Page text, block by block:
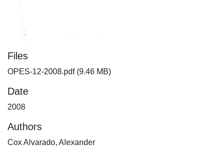
Files
OPES-12-2008.pdf(9.46 MB)
Date
2008
Authors
Cox Alvarado, Alexander